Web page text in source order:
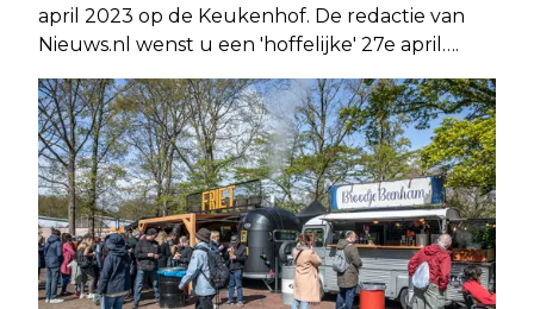
april 2023 op de Keukenhof. De redactie van
Nieuws.nl wenst u een 'hoffelijke' 27e april….